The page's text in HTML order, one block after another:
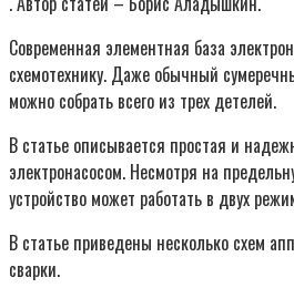
Современная элементная база
схемотехнику. Даже обычный
можно собрать всего из трех детелей.
В статье описывается простая и
электронасосом. Несмотря на
устройство может работать в двух
В статье приведены несколько схем
сварки.